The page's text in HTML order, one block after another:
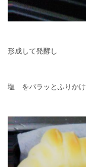
形成して発酵し
塩 をパラッとふりかけ